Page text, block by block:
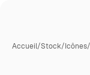
Accueil/Stock/Icônes/